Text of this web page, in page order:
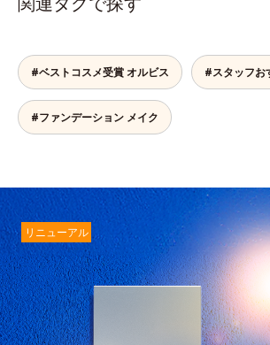
#ベストコスメ受賞 オルビス #スタッフお
#ファンデーション メイク
リニューアル